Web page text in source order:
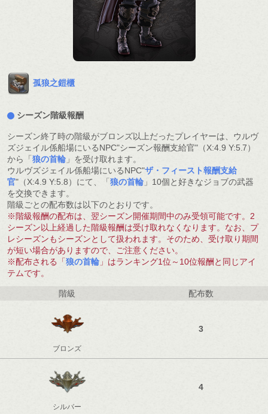
孤狼之鎧櫃
シーズン階級報酬
シーズン終了時の階級がブロンズ以上だったプレイヤーは、ウルヴ
ズジェイル係船場にいるNPC"シーズン報酬支給官"（X:4.9 Y:5.7）
から「狼の首輪」を受け取れます。
ウルヴズジェイル係船場にいるNPC"ザ・フィースト報酬支給
官"（X:4.9 Y:5.8）にて、「 狼の首輪」10個と好きなジョブの武器
を交換できます。
階級ごとの配布数は以下のとおりです。
※階級報酬の配布は、翌シーズン開催期間中のみ受領可能です。2
シーズン以上経過した階級報酬は受け取れなくなります。なお、プ
レシーズンもシーズンとして扱われます。そのため、受け取り期間
が短い場合がありますので、ご注意ください。
※配布される「狼の首輪」はランキング1位～10位報酬と同じアイ
テムです。
階級 配布数
ブロンズ
3
シルバー
4